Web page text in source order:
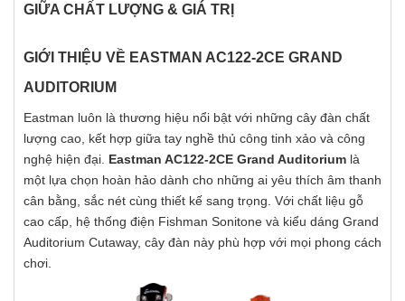
GIỮA CHẤT LƯỢNG & GIÁ TRỊ
GIỚI THIỆU VỀ EASTMAN AC122-2CE GRAND
AUDITORIUM
Eastman luôn là thương hiệu nổi bật với những cây đàn chất
lượng cao, kết hợp giữa tay nghề thủ công tinh xảo và công
nghệ hiện đại. Eastman AC122-2CE Grand Auditorium là
một lựa chọn hoàn hảo dành cho những ai yêu thích âm thanh
cân bằng, sắc nét cùng thiết kế sang trọng. Với chất liệu gỗ
cao cấp, hệ thống điện Fishman Sonitone và kiểu dáng Grand
Auditorium Cutaway, cây đàn này phù hợp với mọi phong cách
chơi.